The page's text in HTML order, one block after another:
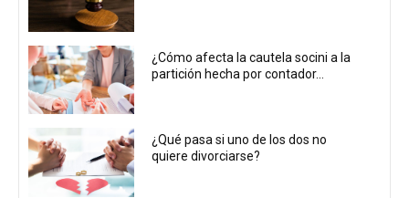
¿Cómo afecta la cautela socini a la
partición hecha por contador...
¿Qué pasa si uno de los dos no
quiere divorciarse?